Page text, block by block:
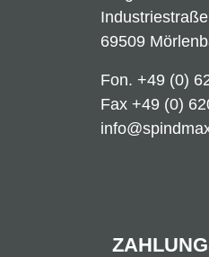
69509
Fon. +49 (0)
Fax +49 (0)